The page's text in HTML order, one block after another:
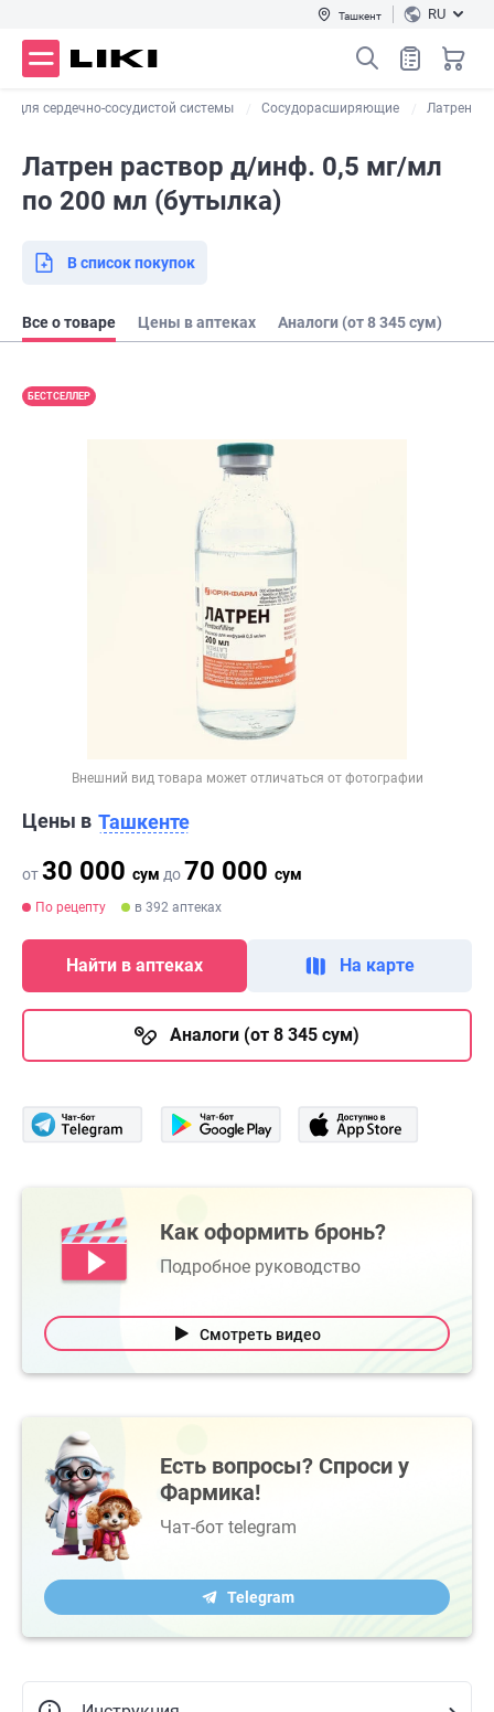
Ташкент RU
для сердечно-сосудистой системы Сосудорасширяющие Латрен
Латрен раствор д/инф. 0,5 мг/мл
по 200 мл (бутылка)
В список покупок
Все о товаре Цены в аптеках Аналоги (от 8 345 сум)
БЕСТСЕЛЛЕР
Внешний вид товара может отличаться от фотографии
Цены в Ташкенте
от30 000 сум до70 000 сум
По рецепту в 392 аптеках
Найти в аптеках На карте
Аналоги (от 8 345 сум)
Как оформить бронь?
Подробное руководство
Смотреть видео
Есть вопросы? Спроси у
Фармика!
Чат-бот telegram
Telegram